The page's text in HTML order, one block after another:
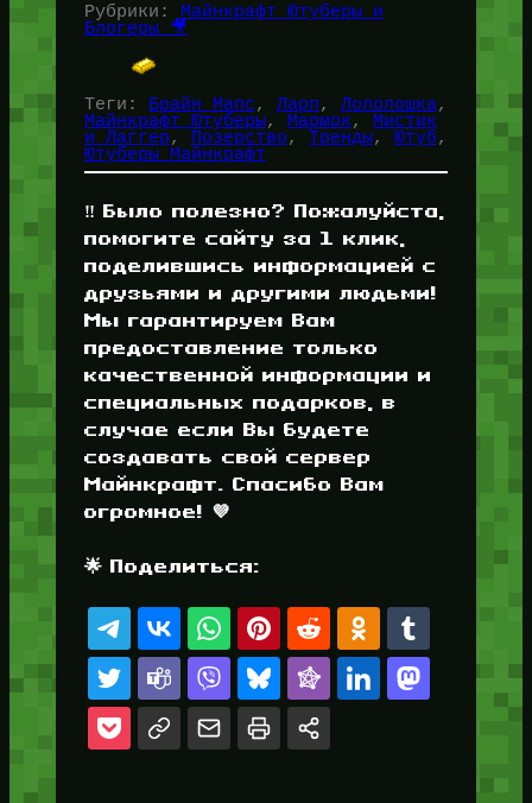
Рубрики: Майнкрафт Ютуберы и
Блогеры 🎥
Теги: Брайн Мапс, Ларп, Лололошка
Майнкрафт Ютуберы, Мармок,
Мистик
и Лаггер, Позерство, Тренды, Ютуб
Ютуберы Майнкрафт
‼️ Было полезно? Пожалуйста,
помогите сайту за 1 клик,
поделившись информацией с
друзьями и другими людьми!
Мы гарантируем Вам
предоставление только
качественной информации и
специальных подарков, в
случае если Вы будете
создавать свой сервер
Майнкрафт. Спасибо Вам
огромное! 💜
🌟 Поделиться: